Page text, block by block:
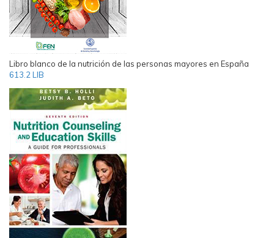
Libro blanco de la nutrición de las personas mayores en España
613.2 LIB